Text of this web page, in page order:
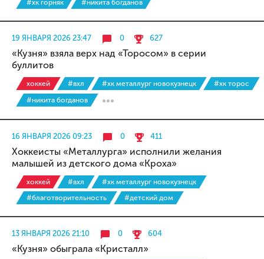
#хк горняк
#никита богданов
19 ЯНВАРЯ 2026 23:47 0 627
«Кузня» взяла верх над «Торосом» в серии
буллитов
хоккей #вхл #хк металлург новокузнецк
#хк торос
#никита богданов
16 ЯНВАРЯ 2026 09:23 0 411
Хоккеисты «Металлурга» исполнили желания
малышей из детского дома «Кроха»
хоккей #вхл
#хк металлург новокузнецк
#благотворительность
#детский дом
13 ЯНВАРЯ 2026 21:10 0 604
«Кузня» обыграла «Кристалл»